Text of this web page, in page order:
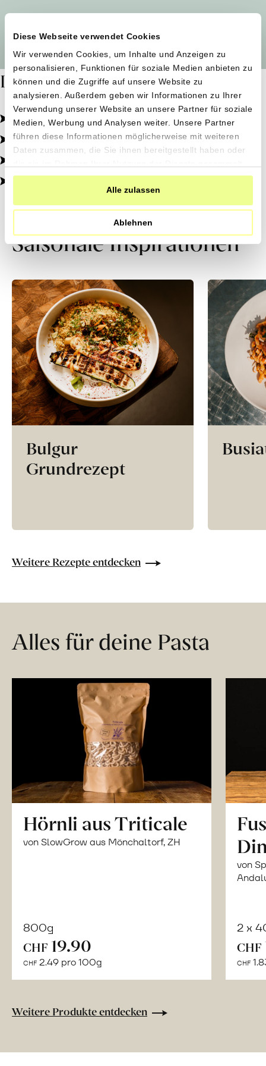
Diese Webseite verwendet Cookies
Wir verwenden Cookies, um Inhalte und Anzeigen zu
personalisieren, Funktionen für soziale Medien anbieten zu
können und die Zugriffe auf unsere Website zu
analysieren. Außerdem geben wir Informationen zu Ihrer
Verwendung unserer Website an unsere Partner für soziale
Medien, Werbung und Analysen weiter. Unsere Partner
führen diese Informationen möglicherweise mit weiteren
Daten zusammen, die Sie ihnen bereitgestellt haben oder
haben.
Alle zulassen
Ablehnen
Dafür stehen wir
Pestizidfrei angebaut, schonend verarbeitet.
Natürliche Zutaten, echter Geschmack.
Von kleinen Höfen, direkt zu dir.
100% transparent, 0% Zusatzstoffe.
Saisonale Inspirationen
Bulgur
Grundrezept
Weitere Rezepte entdecken
Alles für deine Pasta
Hörnli aus Triticale
von SlowGrow aus Mönchaltorf, ZH
800g
CHF 19.90
CHF 2.49 pro 100g
von
2 x
CHF
CHF
Weitere Produkte entdecken